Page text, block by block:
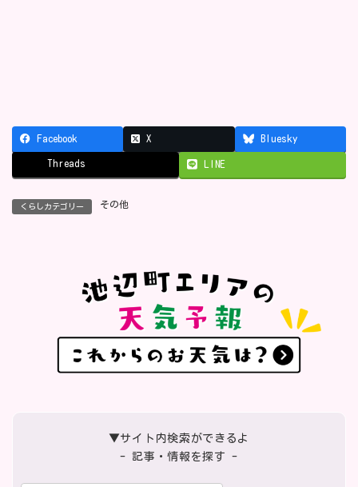
Facebook X Bluesky
Threads LINE
くらしカテゴリー その他
▼サイト内検索ができるよ
- 記事・情報を探す -